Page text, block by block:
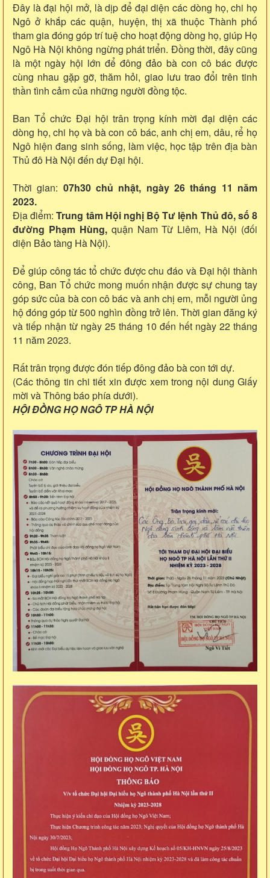
Đây là đại hội mở, là dịp để đại diện các dòng họ, chi họ
Ngô ở khắp các quận, huyện, thị xã thuộc Thành phố
tham gia đóng góp trí tuệ cho hoạt động dòng họ, giúp Họ
Ngô Hà Nội không ngừng phát triển. Đồng thời, đây cũng
là một ngày hội lớn để đông đảo bà con cô bác được
cùng nhau gặp gỡ, thăm hỏi, giao lưu trao đổi trên tinh
thần tình cảm của những người đồng tộc.
Ban Tổ chức Đại hội trân trọng kính mời đại diện các
dòng họ, chi họ và bà con cô bác, anh chị em, dâu, rể họ
Ngô hiện đang sinh sống, làm việc, học tập trên địa bàn
Thủ đô Hà Nội đến dự Đại hội.
Thời gian: 07h30 chủ nhật, ngày 26 tháng 11 năm
2023.
Địa điểm:Trung tâm Hội nghị Bộ Tư lệnh Thủ đô, số 8
đường Phạm Hùng,quận Nam Từ Liêm, Hà Nội (đối
diện Bảo tàng Hà Nội).
Để giúp công tác tổ chức được chu đáo và Đại hội thành
công, Ban Tổ chức mong muốn nhận được sự chung tay
góp sức của bà con cô bác và anh chị em, mỗi người ủng
hộ đóng góp từ 500 nghìn đồng trở lên. Thời gian đăng ký
và tiếp nhận từ ngày 25 tháng 10 đến hết ngày 22 tháng
11 năm 2023.
Rất trân trọng được đón tiếp đông đảo bà con tới dự.
(Các thông tin chi tiết xin được xem trong nội dung Giấy
mời và Thông báo phía dưới).
HỘI ĐỒNG HỌ NGÔ TP HÀ NỘI